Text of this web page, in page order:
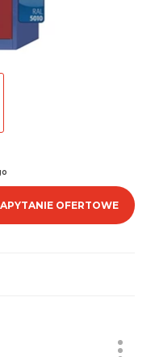
OFERTOWE